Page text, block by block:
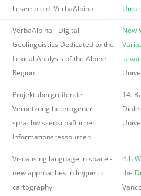
l'esempio di VerbaAlpina
VerbaAlpina - Digital
Geolinguistics Dedicated to the
Lexical Analysis of the Alpine
Region
New
la
Projektübergreifende
Vernetzung heterogener
sprachwissenschaftlicher
Informationsressourcen
14.
Visualising language in space -
new approaches in linguistic
cartography
4th
the